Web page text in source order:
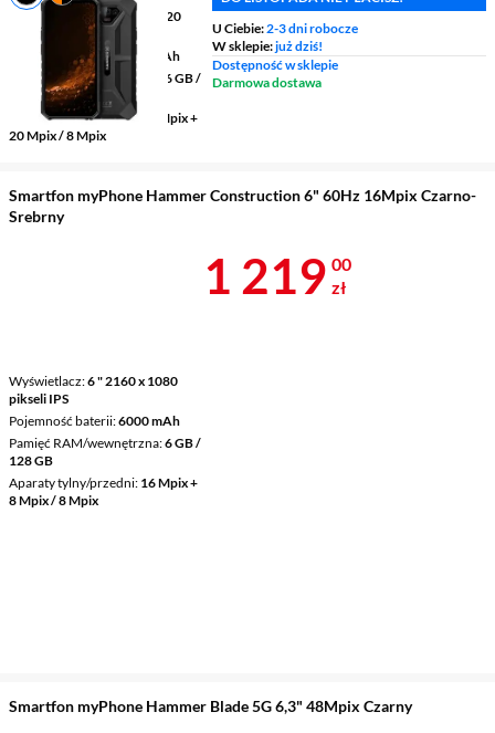
Wyświetlacz
6,5 " 1600 x 720
pikseli IPS
Pojemność baterii 6320 mAh
Pamięć RAM/wewnętrzna
6 GB /
64 GB
Aparaty tylny/przedni
50 Mpix +
20 Mpix / 8 Mpix
U Ciebie:2-3 dni robocze
W sklepie:już dziś!
Dostępność w sklepie
Darmowa dostawa
Smartfon myPhone Hammer Construction 6" 60Hz 16Mpix Czarno-
Srebrny
Wyświetlacz 6 " 2160 x 1080
pikseli IPS
Pojemność baterii 6000 mAh
Pamięć RAM/wewnętrzna 6 GB /
128 GB
Aparaty tylny/przedni 16 Mpix +
8 Mpix / 8 Mpix
Cena 1 219 zł
1 219 00
zł
Smartfon myPhone Hammer Blade 5G 6,3" 48Mpix Czarny